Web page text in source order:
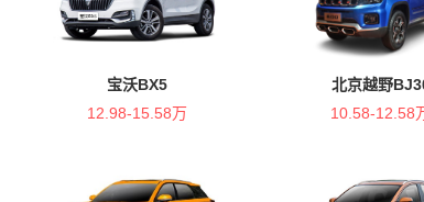
宝沃BX5
12.98-15.58万
北京越野
10.58-12.58